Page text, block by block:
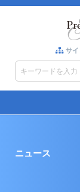
サイ
ニュース